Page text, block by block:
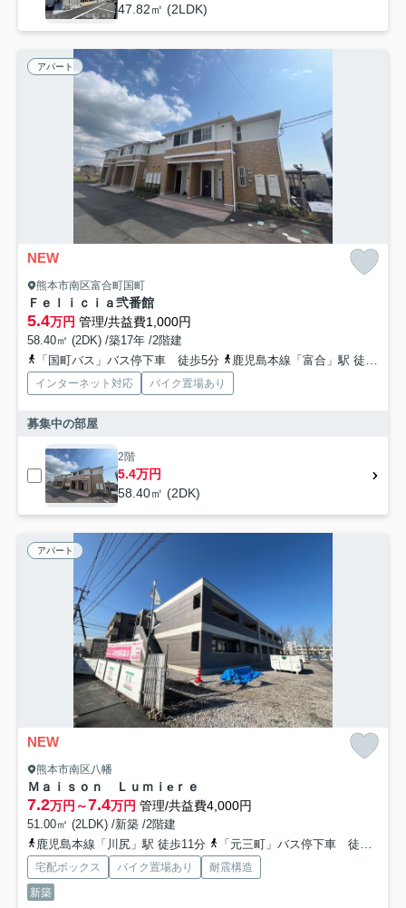
47.82㎡ (2LDK)
アパート
NEW
熊本市南区富合町国町
Ｆｅｌｉｃｉａ弐番館
5.4万円 管理/共益費1,000円
58.40㎡ (2DK) /築17年 /2階建
「国町バス」バス停下車 徒歩5分
鹿児島本線「富合」駅 徒歩9分
インターネット対応 バイク置場あり
募集中の部屋
2階
5.4万円
58.40㎡ (2DK)
アパート
NEW
熊本市南区八幡
Ｍａｉｓｏｎ Ｌｕｍｉeｒｅ
7.2万円～7.4万円 管理/共益費4,000円
51.00㎡ (2LDK) /新築 /2階建
鹿児島本線「川尻」駅 徒歩11分
「元三町」バス停下車 徒歩7分
宅配ボックス バイク置場あり
耐震構造
新築